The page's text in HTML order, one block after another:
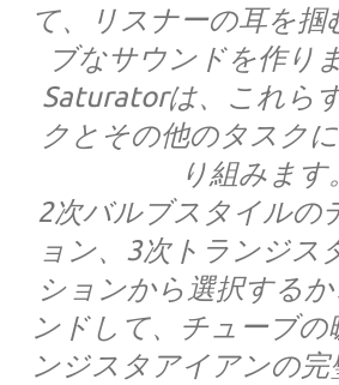
て、リスナーの耳を
ブなサウンドを作り
Saturatorは、これら
クとその他のタスク
り組みます
2次バルブスタイルの
ョン、3次トランジス
ションから選択する
ンドして、チューブ
ンジスタアイアンの